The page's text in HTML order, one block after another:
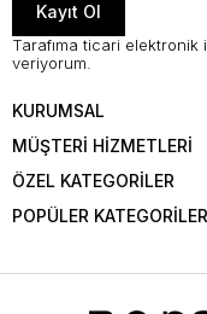
Kayıt Ol
Tarafıma ticari elektronik
veriyorum.
KURUMSAL
MÜŞTERİ HİZMETLERİ
ÖZEL KATEGORİLER
POPÜLER KATEGORİLER